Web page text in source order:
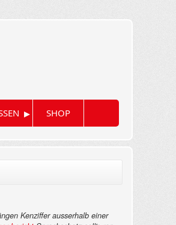
▸ SHOP
Kenziffer ausserhalb einer